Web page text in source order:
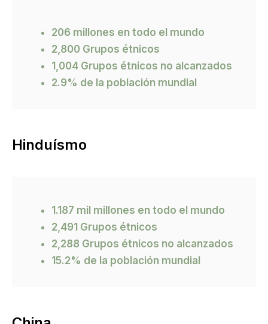
206 millones en todo el mundo
2,800 Grupos étnicos
1,004 Grupos étnicos no alcanzados
2.9% de la población mundial
Hinduísmo
1.187 mil millones en todo el mundo
2,491 Grupos étnicos
2,288 Grupos étnicos no alcanzados
15.2% de la población mundial